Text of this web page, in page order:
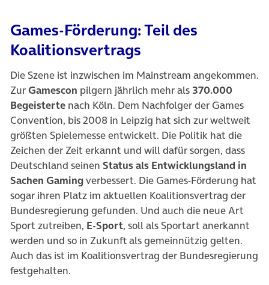
Games-Förderung: Teil des
Koalitionsvertrags
Die Szene ist inzwischen im Mainstream angekommen.
ZurGamescon pilgern jährlich mehr als 370.000
Begeisterte nach Köln. Dem Nachfolger der Games
Convention, bis 2008 in Leipzig hat sich zur weltweit
größten Spielemesse entwickelt. Die Politik hat die
Zeichen der Zeit erkannt und will dafür sorgen, dass
Deutschland seinen Status als Entwicklungsland in
Sachen Gaming verbessert. Die Games-Förderung hat
sogar ihren Platz im aktuellen Koalitionsvertrag der
Bundesregierung gefunden. Und auch die neue Art
Sport zutreiben, E-Sport, soll als Sportart anerkannt
werden und so in Zukunft als gemeinnützig gelten.
Auch das ist im Koalitionsvertrag der Bundesregierung
festgehalten.